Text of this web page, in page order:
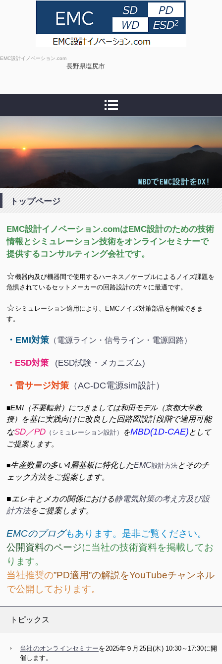
EMC設計イノベーション.com
長野県塩尻市
トップページ
EMC設計イノベーション.comはEMC設計のための技術
情報と シミュレーション技術をオンラインセミナーで
提供するコンサルティング会社です。
☆機器内及び機器間で使用するハーネス／ケーブルによるノイズ課題を
危惧されているセットメーカーの回路設計の方々に最適です。
☆シミュレーション適用により、EMCノイズ対策部品を削減できま
す。
・EMI対策 （電源ライン・信号ライン・電源回路）
・ESD対策 (ESD試験・メカニズム)
・雷サージ対策 （AC-DC電源sim設計）
■EMI（不要輻射）につきましては和田モデル（京都大学教
授） を基に実践向けに改良した回路図設計段階で適用可能
なSD／PD （シミュレーション設計） をMBD(1D-CAE) として
ご提案します。
■生産数量の多い4層基板に特化したEMC設計方法 とそのチ
ェック方法をご提案します。
■エレキとメカの関係における静電気対策の考え方及び設
計方法をご提案します。
EMCのブログもあります。是非ご覧ください。
公開資料のページに当社の技術資料を掲載してお
ります。
当社推奨の”PD適用”の解説をYouTubeチャンネル
で公開しております。
トピックス
当社のオンラインセミナーを2025年９月25日(木) 10:30～17:30に開
催します。